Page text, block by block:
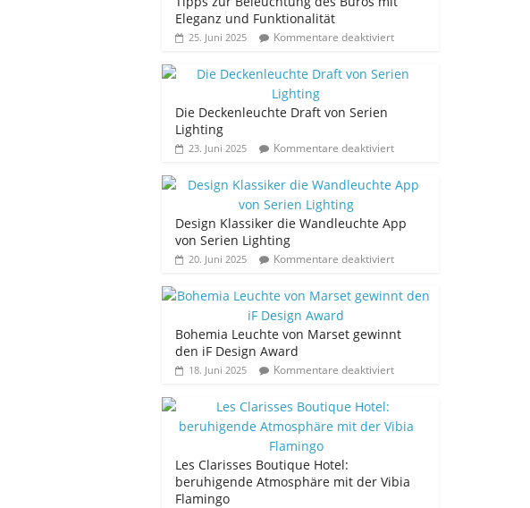
Eleganz und Funktionalität
25. Juni 2025 Kommentare deaktiviert
Die Deckenleuchte Draft von Serien
Lighting
23. Juni 2025 Kommentare deaktiviert
Design Klassiker die Wandleuchte App
von Serien Lighting
20. Juni 2025 Kommentare deaktiviert
Bohemia Leuchte von Marset gewinnt
den iF Design Award
18. Juni 2025 Kommentare deaktiviert
Les Clarisses Boutique Hotel:
beruhigende Atmosphäre mit der Vibia
Flamingo